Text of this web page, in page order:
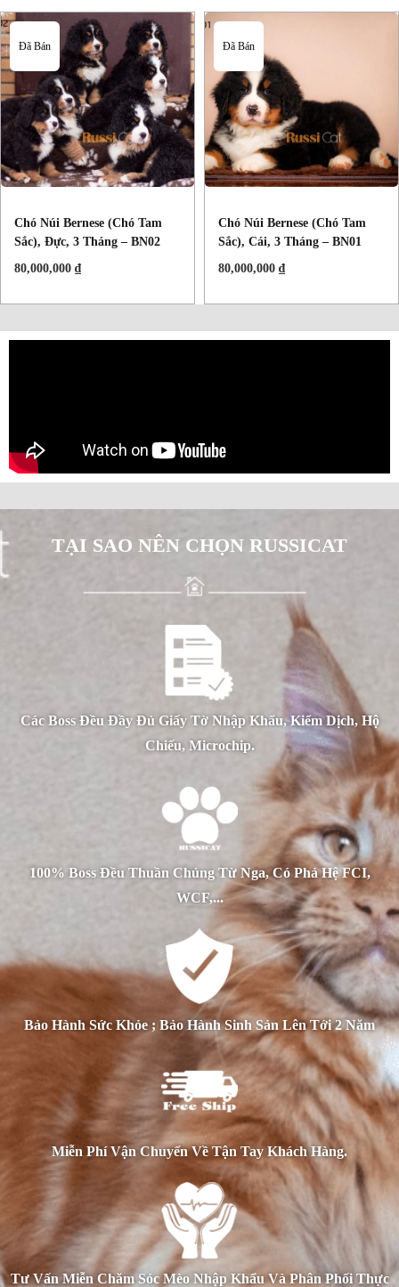
Đã Bán
Chó Núi Bernese (chó Tam
Sắc), Đực, 3 Tháng – BN02
80,000,000 ₫
Đã Bán
Chó Núi Bernese (chó Tam
Sắc), Cái, 3 Tháng – BN01
80,000,000 ₫
TẠI SAO NÊN CHỌN RUSSICAT
Các Boss Đều Đầy Đủ Giấy Tờ Nhập Khẩu, Kiểm Dịch, Hộ
Chiếu, Microchip.
100% Boss Đều Thuần Chủng Từ Nga, Có Phả Hệ FCI,
WCF,...
Bảo Hành Sức Khỏe ; Bảo Hành Sinh Sản Lên Tới 2 Năm
Miễn Phí Vận Chuyển Về Tận Tay Khách Hàng.
Tư Vấn Miễn Chăm Sóc Mèo Nhập Khẩu Và Phân Phối Thực